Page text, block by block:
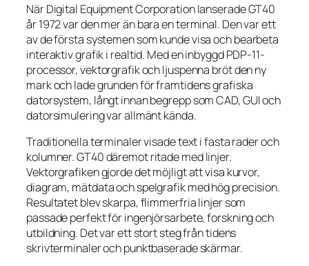
När Digital Equipment Corporation lanserade GT40
år 1972 var den mer än bara en terminal. Den var ett
av de första systemen som kunde visa och bearbeta
interaktiv grafik i realtid. Med en inbyggd PDP-11-
processor, vektorgrafik och ljuspenna bröt den ny
mark och lade grunden för framtidens grafiska
datorsystem, långt innan begrepp som CAD, GUI och
datorsimulering var allmänt kända.
Traditionella terminaler visade text i fasta rader och
kolumner. GT40 däremot ritade med linjer.
Vektorgrafiken gjorde det möjligt att visa kurvor,
diagram, mätdata och spelgrafik med hög precision.
Resultatet blev skarpa, flimmerfria linjer som
passade perfekt för ingenjörsarbete, forskning och
utbildning. Det var ett stort steg från tidens
skrivterminaler och punktbaserade skärmar.